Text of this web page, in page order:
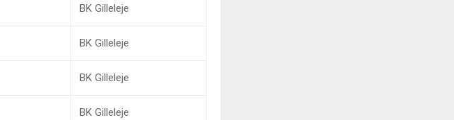
BK Gilleleje
BK Gilleleje
BK Gilleleje
BK Gilleleje